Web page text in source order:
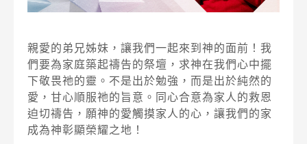
親愛的弟兄姊妹，讓我們一起來到神的面前！我
們要為家庭築起禱告的祭壇，求神在我們心中擺
下敬畏祂的靈。不是出於勉強，而是出於純然的
愛，甘心順服祂的旨意。同心合意為家人的救恩
迫切禱告，願神的愛觸摸家人的心，讓我們的家
成為神彰顯榮耀之地！